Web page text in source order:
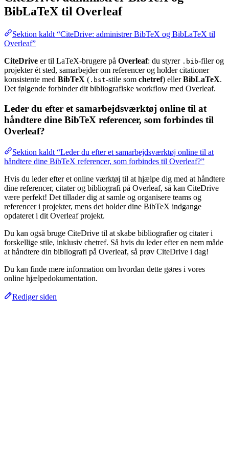
BibLaTeX til Overleaf
Sektion kaldt “CiteDrive: administrer BibTeX og BibLaTeX til
Overleaf”
CiteDrive er til LaTeX-brugere på Overleaf: du styrer .bib-filer og
projekter ét sted, samarbejder om referencer og holder citationer
konsistente med BibTeX ( .bst-stile som chetref) ellerBibLaTeX.
Det følgende forbinder dit bibliografiske workflow med Overleaf.
Leder du efter et samarbejdsværktøj online til at
håndtere dine BibTeX referencer, som forbindes til
Overleaf?
Sektion kaldt “Leder du efter et samarbejdsværktøj online til at
håndtere dine BibTeX referencer, som forbindes til Overleaf?”
Hvis du leder efter et online værktøj til at hjælpe dig med at håndtere
dine referencer, citater og bibliografi på Overleaf, så kan CiteDrive
være perfekt! Det tillader dig at samle og organisere teams og
referencer i projekter, mens det holder dine BibTeX indgange
opdateret i dit Overleaf projekt.
Du kan også bruge CiteDrive til at skabe bibliografier og citater i
forskellige stile, inklusiv chetref. Så hvis du leder efter en nem måde
at håndtere din bibliografi på Overleaf, så prøv CiteDrive i dag!
Du kan finde mere information om hvordan dette gøres i vores
online hjælpedokumentation.
Rediger siden